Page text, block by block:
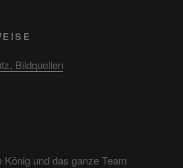
Bildquellen
und das ganze Team